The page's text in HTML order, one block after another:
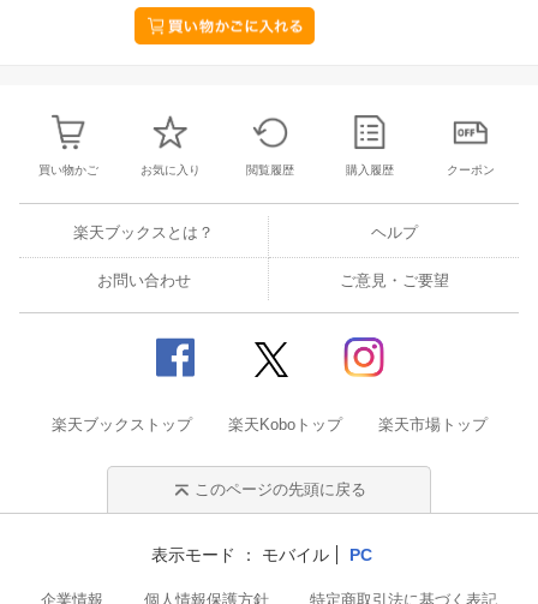
買い物かご お気に入り 閲覧履歴 購入履歴 クーポン
楽天ブックスとは？ ヘルプ
お問い合わせ ご意見・ご要望
楽天ブックストップ 楽天Koboトップ 楽天市場トップ
このページの先頭に戻る
表示モード モバイル PC
企業情報 個人情報保護方針 特定商取引法に基づく表記